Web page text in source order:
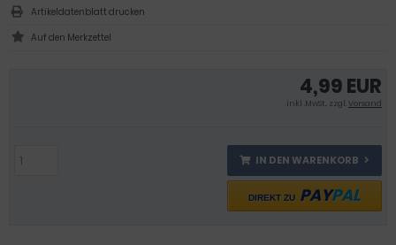
4,99 EUR
inkl .MwSt., zzgl.Versand
IN DEN WARENKORB
DIREKT ZU PAYPAL
Artikeldatenblatt drucken